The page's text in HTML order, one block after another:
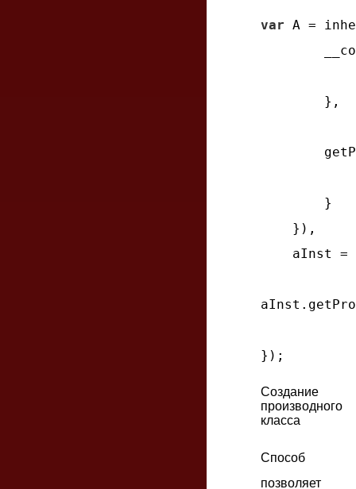
var A =
        },
        }
    }),
    aInst =
Создание
производного
класса
Способ
позволяет